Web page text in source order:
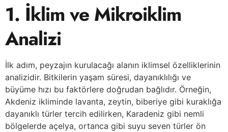
1. İklim ve Mikroiklim
Analizi
İlk adım, peyzajın kurulacağı alanın iklimsel özelliklerinin
analizidir. Bitkilerin yaşam süresi, dayanıklılığı ve
büyüme hızı bu faktörlere doğrudan bağlıdır. Örneğin,
Akdeniz ikliminde lavanta, zeytin, biberiye gibi kuraklığa
dayanıklı türler tercih edilirken, Karadeniz gibi nemli
bölgelerde açelya, ortanca gibi suyu seven türler ön